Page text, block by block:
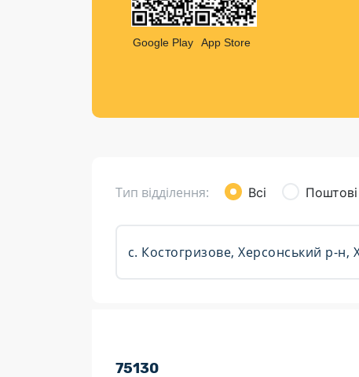
Листи та листівки
Кур’єрська доставка
Google Play App Store
Тип відділення: Всі Поштові
75130